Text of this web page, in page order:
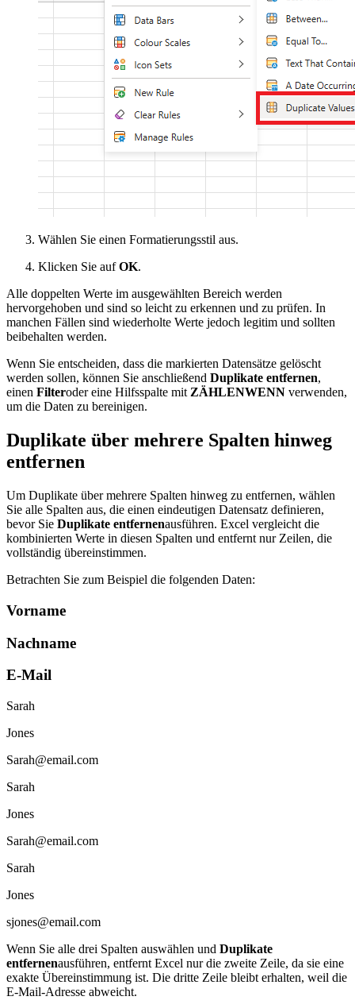
Wählen Sie einen Formatierungsstil aus.
Klicken Sie aufOK.
Alle doppelten Werte im ausgewählten Bereich werden
hervorgehoben und sind so leicht zu erkennen und zu prüfen. In
manchen Fällen sind wiederholte Werte jedoch legitim und sollten
beibehalten werden.
Wenn Sie entscheiden, dass die markierten Datensätze gelöscht
werden sollen, können Sie anschließend Duplikate entfernen,
einen Filteroder eine Hilfsspalte mit ZÄHLENWENN verwenden,
um die Daten zu bereinigen.
Duplikate über mehrere Spalten hinweg
entfernen
Um Duplikate über mehrere Spalten hinweg zu entfernen, wählen
Sie alle Spalten aus, die einen eindeutigen Datensatz definieren,
bevor Sie Duplikate entfernenausführen. Excel vergleicht die
kombinierten Werte in diesen Spalten und entfernt nur Zeilen, die
vollständig übereinstimmen.
Betrachten Sie zum Beispiel die folgenden Daten:
Vorname
Nachname
E-Mail
Sarah
Jones
Sarah@email.com
Sarah
Jones
Sarah@email.com
Sarah
Jones
sjones@email.com
Wenn Sie alle drei Spalten auswählen und Duplikate
entfernenausführen, entfernt Excel nur die zweite Zeile, da sie eine
exakte Übereinstimmung ist. Die dritte Zeile bleibt erhalten, weil die
E-Mail-Adresse abweicht.